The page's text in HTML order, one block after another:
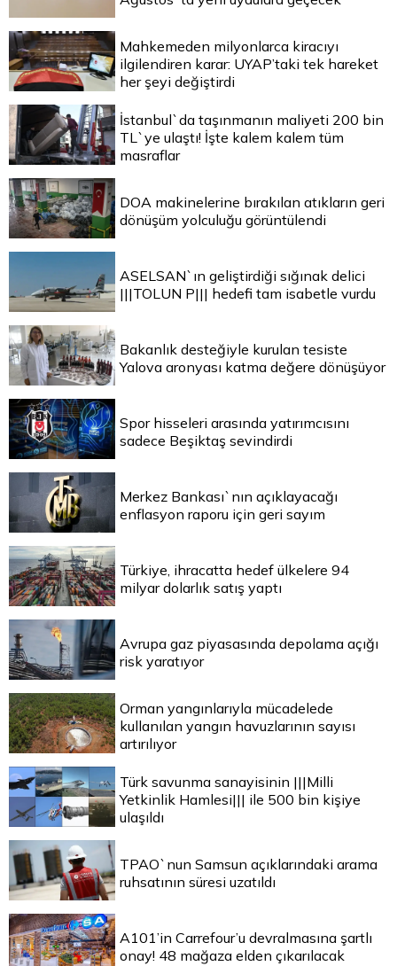
Mahkemeden milyonlarca kiracıyı
ilgilendiren karar: UYAP’taki tek hareket
her şeyi değiştirdi
İstanbul`da taşınmanın maliyeti 200 bin
TL`ye ulaştı! İşte kalem kalem tüm
masraflar
DOA makinelerine bırakılan atıkların geri
dönüşüm yolculuğu görüntülendi
ASELSAN`ın geliştirdiği sığınak delici
|||TOLUN P||| hedefi tam isabetle vurdu
Bakanlık desteğiyle kurulan tesiste
Yalova aronyası katma değere dönüşüyor
Spor hisseleri arasında yatırımcısını
sadece Beşiktaş sevindirdi
Merkez Bankası`nın açıklayacağı
enflasyon raporu için geri sayım
Türkiye, ihracatta hedef ülkelere 94
milyar dolarlık satış yaptı
Avrupa gaz piyasasında depolama açığı
risk yaratıyor
Orman yangınlarıyla mücadelede
kullanılan yangın havuzlarının sayısı
artırılıyor
Türk savunma sanayisinin |||Milli
Yetkinlik Hamlesi||| ile 500 bin kişiye
ulaşıldı
TPAO`nun Samsun açıklarındaki arama
ruhsatının süresi uzatıldı
A101’in Carrefour’u devralmasına şartlı
onay! 48 mağaza elden çıkarılacak